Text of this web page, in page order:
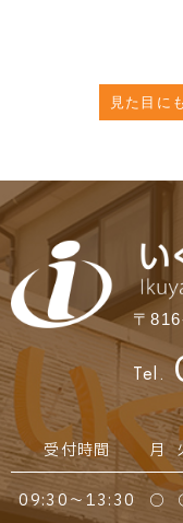
〒
Tel.
受付時間 月
09:30～13:30 ○